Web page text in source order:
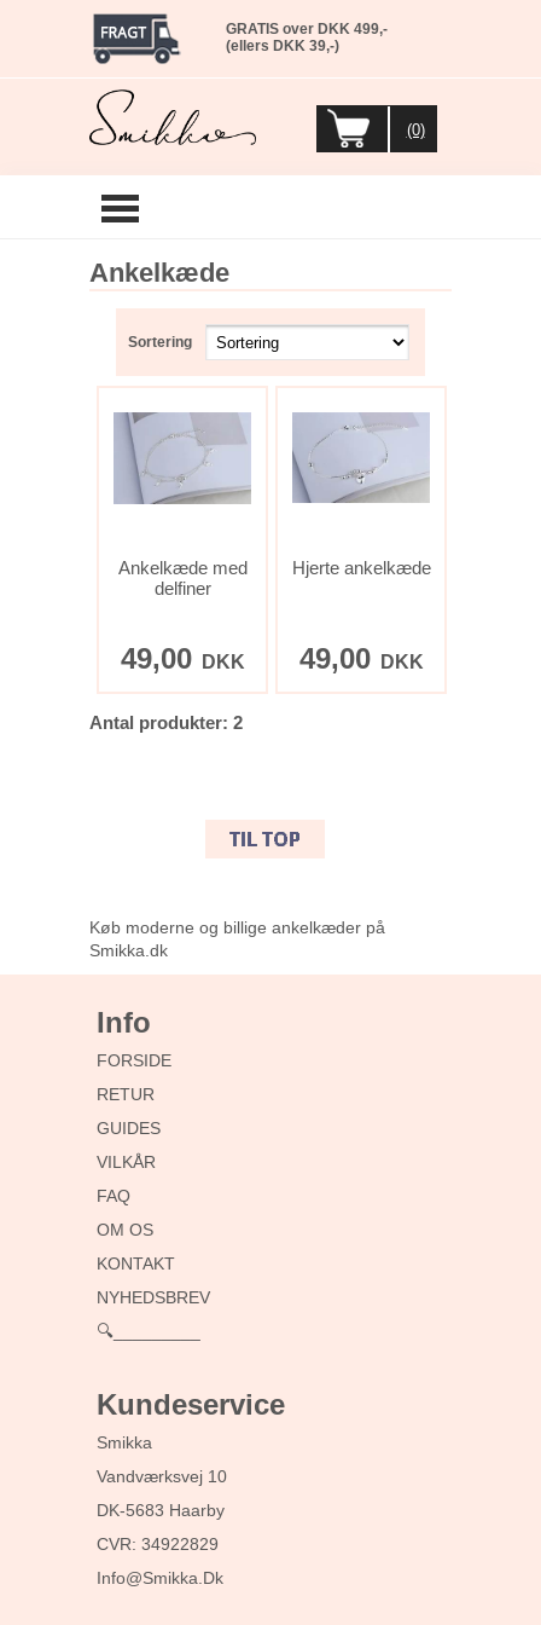
GRATIS over DKK 499,-
(ellers DKK 39,-)
(0)
Ankelkæde
Sortering
Ankelkæde med
delfiner
49,00DKK
Hjerte ankelkæde
49,00DKK
Antal produkter: 2
Køb moderne og billige ankelkæder på
Smikka.dk
Info
FORSIDE
RETUR
GUIDES
VILKÅR
FAQ
OM OS
KONTAKT
NYHEDSBREV
🔍_________
Kundeservice
Smikka
Vandværksvej 10
DK-5683 Haarby
CVR: 34922829
Info@smikka.dk